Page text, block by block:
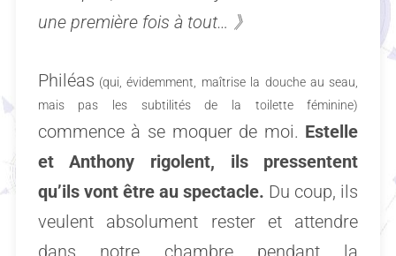
une première fois à tout… 》
Philéas (qui, évidemment, maîtrise la douche au seau,
mais pas les subtilités de la toilette féminine)
commence à se moquer de moi. Estelle
et Anthony rigolent, ils pressentent
qu’ils vont être au spectacle. Du coup, ils
veulent absolument rester et attendre
dans notre chambre pendant la